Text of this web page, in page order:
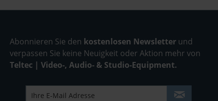
Abonnieren Sie den kostenlosen Newsletter und
verpassen Sie keine Neuigkeit oder Aktion mehr von
Teltec | Video-, Audio- & Studio-Equipment.